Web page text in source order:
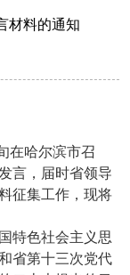
材料的通知
在哈尔滨市召
言，届时省领导
征集工作，现将
特色社会主义思
省第十三次党代